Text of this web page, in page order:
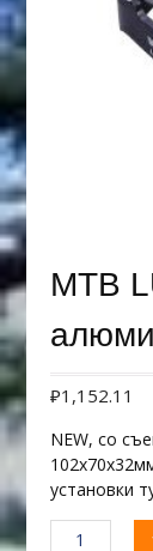
MTB
₽1,152.11
NEW, со
установки
Количество